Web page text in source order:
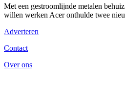
Met een gestroomlijnde metalen
willen werken Acer onthulde twee
Adverteren
Contact
Over ons